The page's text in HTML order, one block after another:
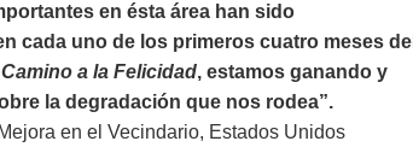
en ésta área han sido
cada uno de los primeros cuatro meses del
a la Felicidad, estamos ganando y
la degradación que nos rodea”.
en el Vecindario, Estados Unidos